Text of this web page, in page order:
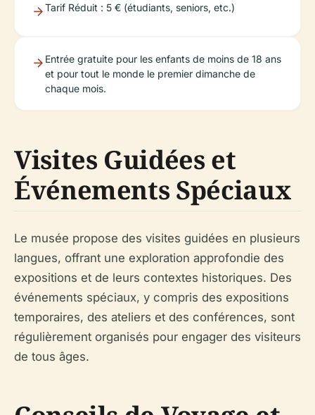
Tarif Réduit : 5 € (étudiants, seniors, etc.)
Entrée gratuite pour les enfants de moins de 18 ans
et pour tout le monde le premier dimanche de
chaque mois.
Visites Guidées et
Événements Spéciaux
Le musée propose des visites guidées en plusieurs
langues, offrant une exploration approfondie des
expositions et de leurs contextes historiques. Des
événements spéciaux, y compris des expositions
temporaires, des ateliers et des conférences, sont
régulièrement organisés pour engager des visiteurs
de tous âges.